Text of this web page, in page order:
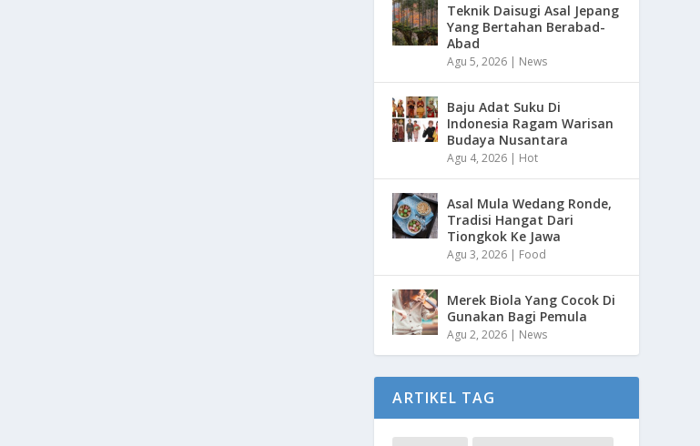
Teknik Daisugi Asal Jepang
Yang Bertahan Berabad-
Abad
Agu 5, 2026 | News
Baju Adat Suku Di
Indonesia Ragam Warisan
Budaya Nusantara
Agu 4, 2026 | Hot
Asal Mula Wedang Ronde,
Tradisi Hangat Dari
Tiongkok Ke Jawa
Agu 3, 2026 | Food
Merek Biola Yang Cocok Di
Gunakan Bagi Pemula
Agu 2, 2026 | News
ARTIKEL TAG